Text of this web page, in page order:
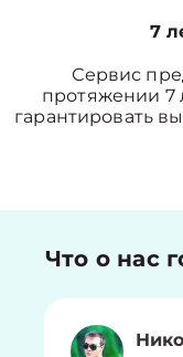
7
Сервис
протяжении 7
гарантировать
Что о нас